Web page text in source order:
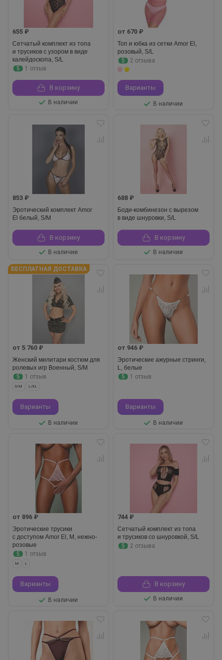
655 ₽
Сетчатый комплект из топа
и трусиков с узором в виде
калейдоскопа, S/L
5
1 отзыв
В корзину
В наличии
от 670 ₽
Топ и юбка из сетки Amor El,
розовый, S/L
5
2 отзыва
Варианты
В наличии
853 ₽
Эротический комплект Amor
El белый, S/M
В корзину
В наличии
688 ₽
Боди-комбинезон с вырезом
в виде шнуровки, S/L
В корзину
В наличии
БЕСПЛАТНАЯ ДОСТАВКА
от 5 760 ₽
Женский милитари костюм для
ролевых игр Военный, S/M
5
1 отзыв
S/M L/XL
Варианты
В наличии
от 946 ₽
Эротические ажурные стринги,
L, белые
5
1 отзыв
Варианты
В наличии
от 896 ₽
Эротические трусики
с доступом Amor El, M, нежно-
розовые
5
1 отзыв
M L
Варианты
В наличии
744 ₽
Сетчатый комплект из топа
и трусиков со шнуровкой, S/L
5
2 отзыва
В корзину
В наличии